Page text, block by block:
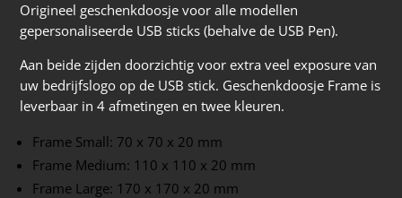
Origineel geschenkdoosje voor alle modellen
gepersonaliseerde USB sticks (behalve de USB Pen).
Aan beide zijden doorzichtig voor extra veel exposure van
uw bedrijfslogo op de USB stick. Geschenkdoosje Frame is
leverbaar in 4 afmetingen en twee kleuren.
Frame Small: 70 x 70 x 20 mm
Frame Medium: 110 x 110 x 20 mm
Frame Large: 170 x 170 x 20 mm